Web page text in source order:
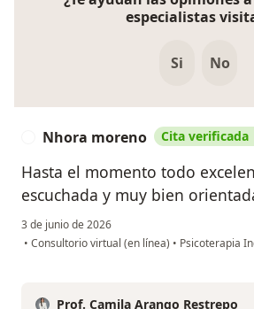
especialistas
Si No
Nhora moreno Cita verificada
Hasta el momento todo
escuchada y muy bien
3 de junio de 2026
• Consultorio virtual (en línea) • Psicoterapia
Prof. Camila Arango Restrepo